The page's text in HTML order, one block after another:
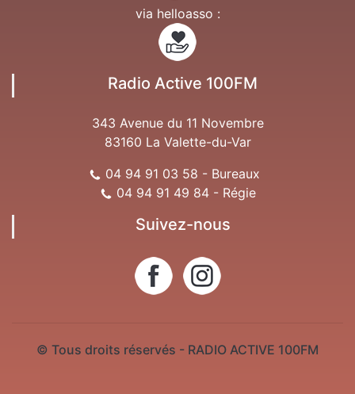
via helloasso :
Radio Active 100FM
343 Avenue du 11 Novembre
83160 La Valette-du-Var
04 94 91 03 58 - Bureaux
04 94 91 49 84 - Régie
Suivez-nous
© Tous droits réservés - RADIO ACTIVE 100FM